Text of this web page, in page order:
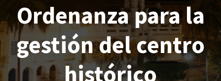
Ordenanza para la
gestión del centro
histórico